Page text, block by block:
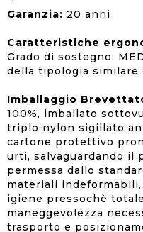
Garanzia: 20 anni
Caratteristiche
Grado di sostegno:
della tipologia similare
Imballaggio
100%, imballato
triplo nylon sigillato
cartone protettivo
urti, salvaguardando il
permessa dallo
materiali
igiene pressochè
maneggevolezza
trasporto e